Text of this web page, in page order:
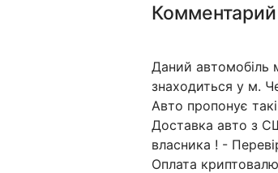
Даний автомобіль
знаходиться у м.
Авто пропонує
Доставка авто з
власника ! -
Оплата